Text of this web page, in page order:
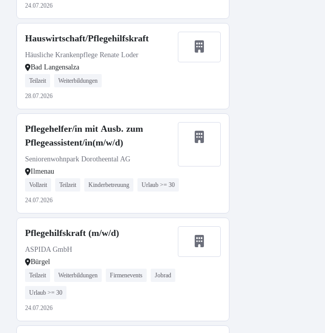
24.07.2026
Hauswirtschaft/Pflegehilfskraft
Häusliche Krankenpflege Renate Loder
Bad Langensalza
Teilzeit Weiterbildungen
28.07.2026
Pflegehelfer/in mit Ausb. zum
Pflegeassistent/in(m/w/d)
Seniorenwohnpark Dorotheental AG
Ilmenau
Vollzeit Teilzeit Kinderbetreuung Urlaub >= 30
24.07.2026
Pflegehilfskraft (m/w/d)
ASPIDA GmbH
Bürgel
Teilzeit Weiterbildungen Firmenevents Jobrad
Urlaub >= 30
24.07.2026